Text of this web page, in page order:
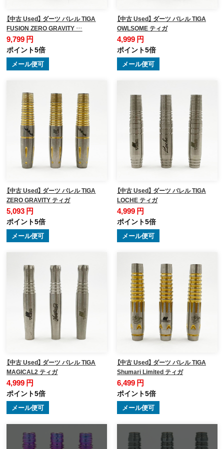
【中古 Used】 ダーツ バレル TIGA
FUSION ZERO GRAVITY …
9,799 円
ポイント5倍
メール便可
【中古 Used】 ダーツ バレル TIGA
OWLSOME ティガ
4,999 円
ポイント5倍
メール便可
【中古 Used】 ダーツ バレル TIGA
ZERO GRAVITY ティガ
5,093 円
ポイント5倍
メール便可
【中古 Used】 ダーツ バレル TIGA
LOCHE ティガ
4,999 円
ポイント5倍
メール便可
【中古 Used】 ダーツ バレル TIGA
MAGICAL2 ティガ
4,999 円
ポイント5倍
メール便可
【中古 Used】 ダーツ バレル TIGA
Shumari Limited ティガ
6,499 円
ポイント5倍
メール便可